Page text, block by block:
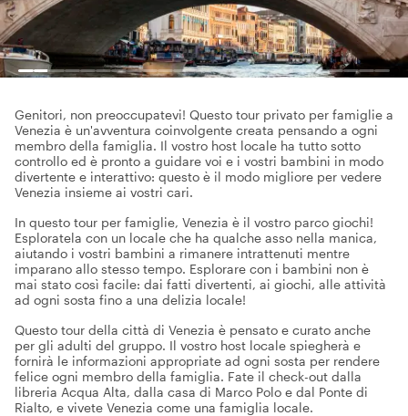
Genitori, non preoccupatevi! Questo tour privato per famiglie a
Venezia è un'avventura coinvolgente creata pensando a ogni
membro della famiglia. Il vostro host locale ha tutto sotto
controllo ed è pronto a guidare voi e i vostri bambini in modo
divertente e interattivo: questo è il modo migliore per vedere
Venezia insieme ai vostri cari.
In questo tour per famiglie, Venezia è il vostro parco giochi!
Esploratela con un locale che ha qualche asso nella manica,
aiutando i vostri bambini a rimanere intrattenuti mentre
imparano allo stesso tempo. Esplorare con i bambini non è
mai stato così facile: dai fatti divertenti, ai giochi, alle attività
ad ogni sosta fino a una delizia locale!
Questo tour della città di Venezia è pensato e curato anche
per gli adulti del gruppo. Il vostro host locale spiegherà e
fornirà le informazioni appropriate ad ogni sosta per rendere
felice ogni membro della famiglia. Fate il check-out dalla
libreria Acqua Alta, dalla casa di Marco Polo e dal Ponte di
Rialto, e vivete Venezia come una famiglia locale.